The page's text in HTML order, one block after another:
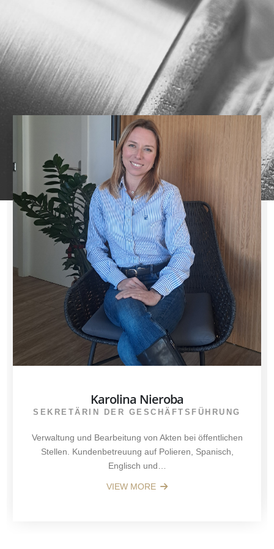
Karolina Nieroba
SEKRETÄRIN DER GESCHÄFTSFÜHRUNG
Verwaltung und Bearbeitung von Akten bei öffentlichen
Stellen. Kundenbetreuung auf Polieren, Spanisch,
Englisch und…
VIEW MORE